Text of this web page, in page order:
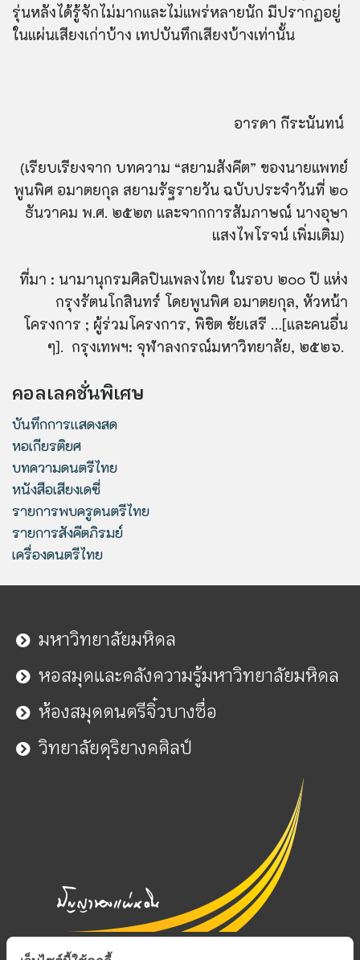
รุ่นหลังได้รู้จักไม่มากและไม่แพร่หลายนัก มีปรากฏอยู่
ในแผ่นเสียงเก่าบ้าง เทปบันทึกเสียงบ้างเท่านั้น
อารดา กีระนันทน์
(เรียบเรียงจาก บทความ “สยามสังคีต” ของนายแพทย์
พูนพิศ อมาตยกุล สยามรัฐรายวัน ฉบับประจำวันที่ ๒๐
ธันวาคม พ.ศ. ๒๕๒๓ และจากการสัมภาษณ์ นางอุษา
แสงไพโรจน์ เพิ่มเติม)
ที่มา : นามานุกรมศิลปินเพลงไทย ในรอบ ๒๐๐ ปี แห่ง
กรุงรัตนโกสินทร์ โดยพูนพิศ อมาตยกุล, หัวหน้า
โครงการ ; ผู้ร่วมโครงการ, พิชิต ชัยเสรี …[และคนอื่น
ๆ]. กรุงเทพฯ: จุฬาลงกรณ์มหาวิทยาลัย, ๒๕๒๖.
คอลเลคชั่นพิเศษ
บันทึกการแสดงสด
หอเกียรติยศ
บทความดนตรีไทย
หนังสือเสียงเดซี่
รายการพบครูดนตรีไทย
รายการสังคีตภิรมย์
เครื่องดนตรีไทย
มหาวิทยาลัยมหิดล
หอสมุดและคลังความรู้มหาวิทยาลัยมหิดล
ห้องสมุดดนตรีจิ๋วบางซื่อ
วิทยาลัยดุริยางคศิลป์